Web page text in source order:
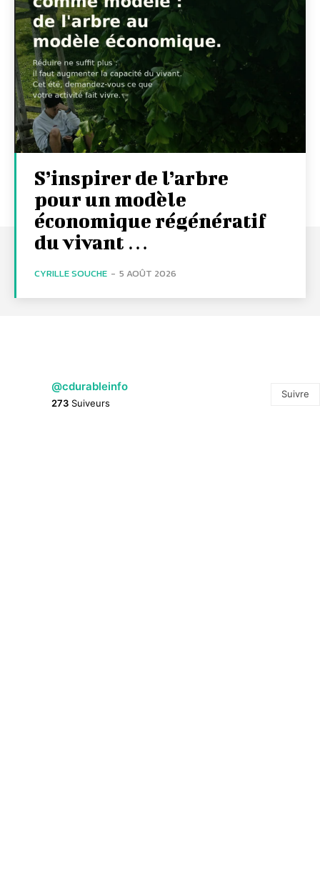
S’inspirer de l’arbre
pour un modèle
économique régénératif
du vivant …
CYRILLE SOUCHE - 5 AOÛT 2026
@cdurableinfo
273 Suiveurs
Suivre